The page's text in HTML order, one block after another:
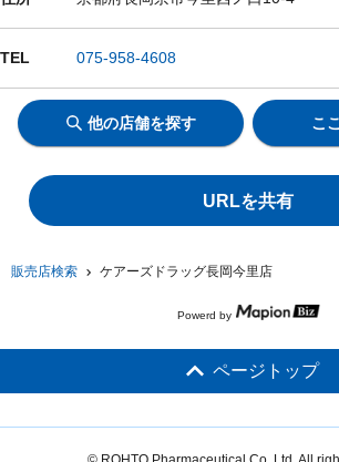
販売店検索 ケアーズドラッグ長岡今里店
TEL 075-958-4608
他の店舗を探す こ
URLを共有
Powerd by
ページトップ